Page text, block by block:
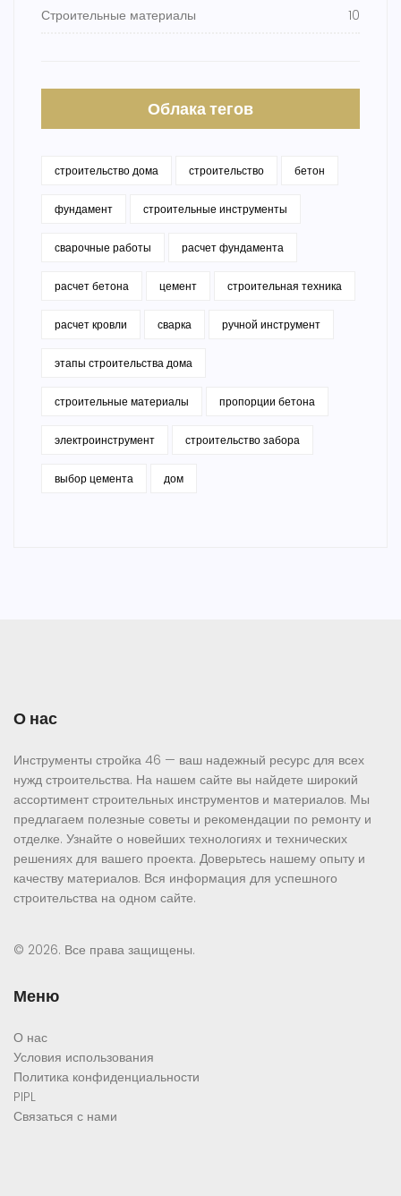
Строительные материалы 10
Облака тегов
строительство дома строительство бетон
фундамент строительные инструменты
сварочные работы расчет фундамента
расчет бетона цемент строительная техника
расчет кровли сварка ручной инструмент
этапы строительства дома
строительные материалы пропорции бетона
электроинструмент строительство забора
выбор цемента дом
О нас
Инструменты стройка 46 — ваш надежный ресурс для всех
нужд строительства. На нашем сайте вы найдете широкий
ассортимент строительных инструментов и материалов. Мы
предлагаем полезные советы и рекомендации по ремонту и
отделке. Узнайте о новейших технологиях и технических
решениях для вашего проекта. Доверьтесь нашему опыту и
качеству материалов. Вся информация для успешного
строительства на одном сайте.
© 2026. Все права защищены.
Меню
О нас
Условия использования
Политика конфиденциальности
PIPL
Связаться с нами